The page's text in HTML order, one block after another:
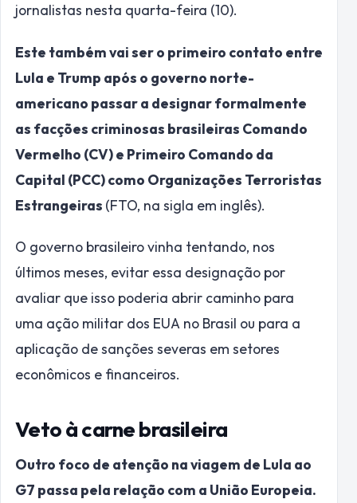
jornalistas nesta quarta-feira (10).
Este também vai ser o primeiro contato entre
Lula e Trump após o governo norte-
americano passar a designar formalmente
as facções criminosas brasileiras Comando
Vermelho (CV) e Primeiro Comando da
Capital (PCC) como Organizações Terroristas
Estrangeiras (FTO, na sigla em inglês).
O governo brasileiro vinha tentando, nos
últimos meses, evitar essa designação por
avaliar que isso poderia abrir caminho para
uma ação militar dos EUA no Brasil ou para a
aplicação de sanções severas em setores
econômicos e financeiros.
Veto à carne brasileira
Outro foco de atenção na viagem de Lula ao
G7 passa pela relação com a União Europeia.